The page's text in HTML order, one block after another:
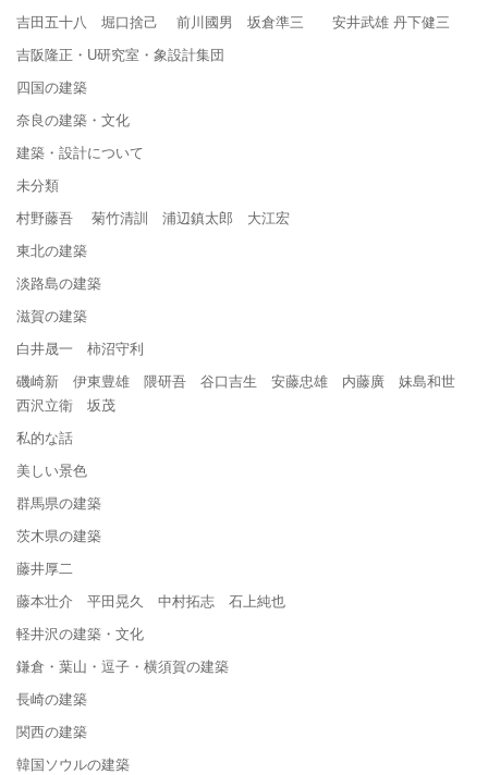
吉田五十八 堀口捨己 前川國男 坂倉準三 安井武雄 丹下健三
吉阪隆正・U研究室・象設計集団
四国の建築
奈良の建築・文化
建築・設計について
未分類
村野藤吾 菊竹清訓 浦辺鎮太郎 大江宏
東北の建築
淡路島の建築
滋賀の建築
白井晟一 柿沼守利
磯崎新 伊東豊雄 隈研吾 谷口吉生 安藤忠雄 内藤廣 妹島和世
西沢立衛 坂茂
私的な話
美しい景色
群馬県の建築
茨木県の建築
藤井厚二
藤本壮介 平田晃久 中村拓志 石上純也
軽井沢の建築・文化
鎌倉・葉山・逗子・横須賀の建築
長崎の建築
関西の建築
韓国ソウルの建築